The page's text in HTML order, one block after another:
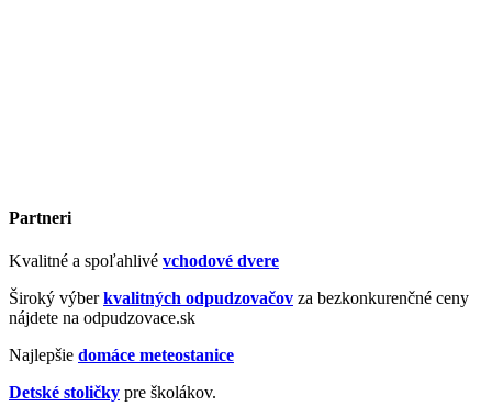
Partneri
Kvalitné a spoľahlivé vchodové dvere
Široký výberkvalitných odpudzovačov za bezkonkurenčné ceny
nájdete na odpudzovace.sk
Najlepšie domáce meteostanice
Detské stoličky pre školákov.